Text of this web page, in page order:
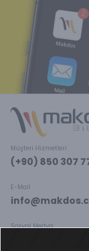
Müşteri Hizmetleri
(+90) 850 307
E-Mail
Sosyal Medya